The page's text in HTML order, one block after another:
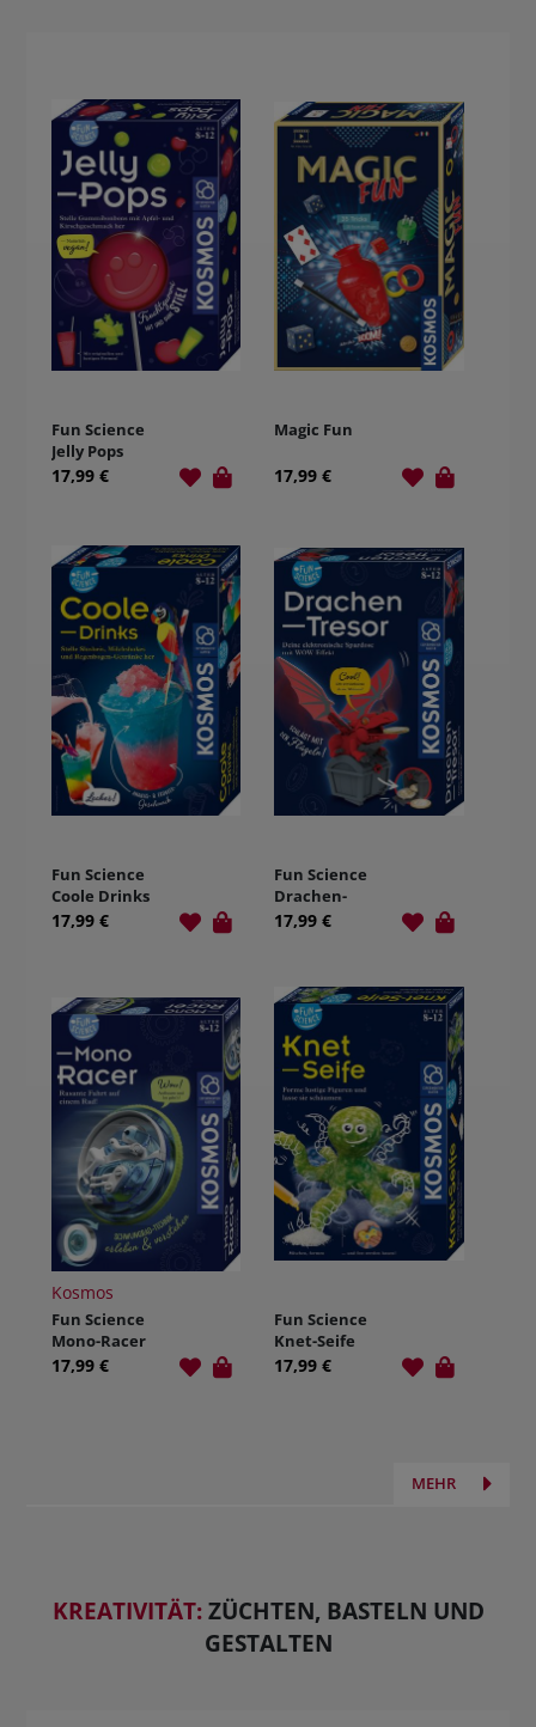
Fun Science
Jelly Pops
17,99 €
Magic Fun
17,99 €
Fun Science
Coole Drinks
17,99 €
Fun Science
Drachen-
Tresor
17,99 €
Kosmos
Fun Science
Mono-Racer
17,99 €
Fun Science
Knet-Seife
17,99 €
MEHR
KREATIVITÄT:ZÜCHTEN, BASTELN UND
GESTALTEN